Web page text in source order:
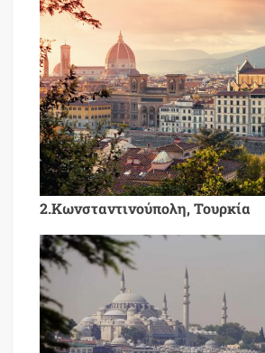
2.Κωνσταντινούπολη, Τουρκία